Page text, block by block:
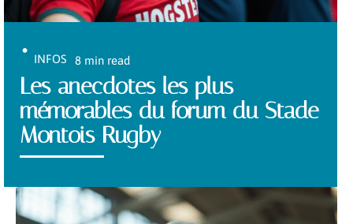
INFOS 8 min read
Les anecdotes les plus
mémorables du forum du Stade
Montois Rugby